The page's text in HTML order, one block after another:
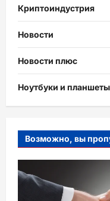
Криптоиндустрия
Новости
Новости плюс
Ноутбуки и планшеты
Возможно, вы